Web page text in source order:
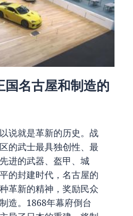
国名古屋和制造的
说就是革新的历史。战
的武士最具独创性、最
进的武器、盔甲、城
的封建时代，名古屋的
革新的精神，奖励民众
造。1868年幕府倒台